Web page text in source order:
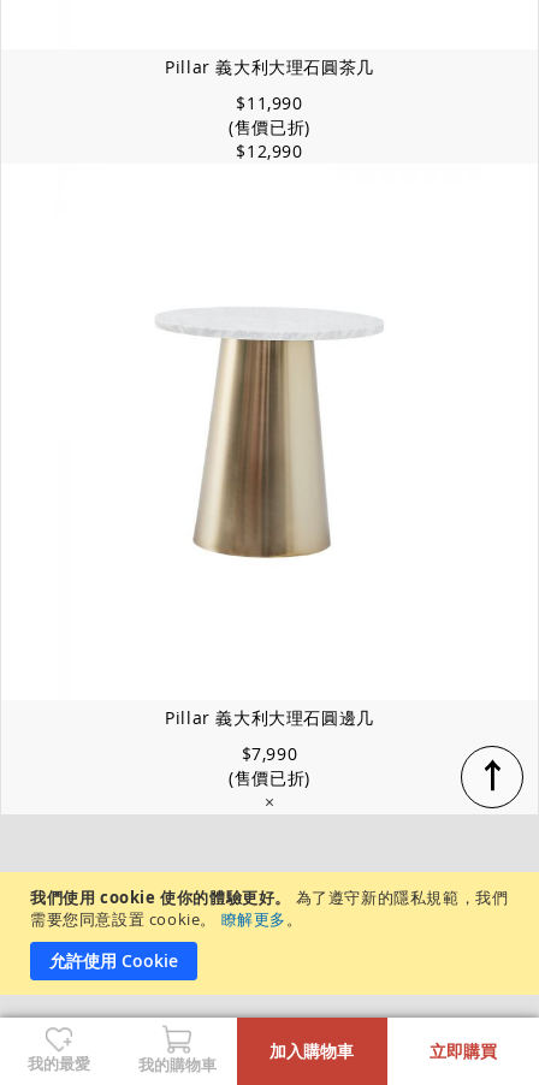
我們使用 cookie 使你的體驗更好。
為了遵守新的隱私規範，我們
需要您同意設置 cookie。
瞭解更多。
允許使用 Cookie
Pillar 義大利大理石圓茶几
$11,990
(售價已折)
$12,990
Pillar 義大利大理石圓邊几
$7,990
(售價已折)
×
↑
我的最愛 我的購物車
加入購物車 立即購買
+
-